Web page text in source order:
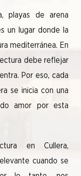
playas de arena
un lugar donde la
mediterránea. En
debe reflejar
Por eso, cada
se inicia con una
amor por esta
en Cullera,
cuando se